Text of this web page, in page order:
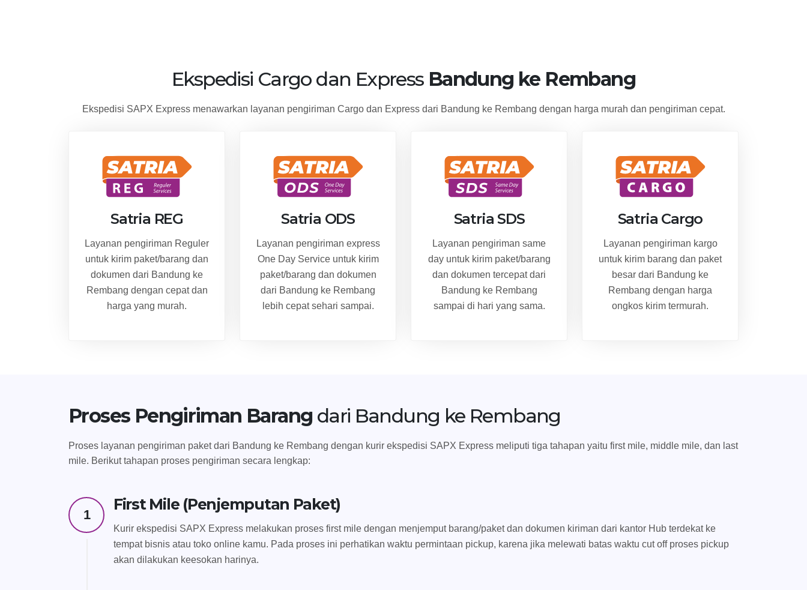
Ekspedisi Cargo dan Express Bandung ke Rembang
Ekspedisi SAPX Express menawarkan layanan pengiriman Cargo dan Express dari Bandung ke Rembang dengan harga murah dan pengiriman cepat.
Satria REG
Layanan pengiriman Reguler
untuk kirim paket/barang dan
dokumen dari Bandung ke
Rembang dengan cepat dan
harga yang murah.
Satria ODS
Layanan pengiriman express
One Day Service untuk kirim
paket/barang dan dokumen
dari Bandung ke Rembang
lebih cepat sehari sampai.
Satria SDS
Layanan pengiriman same
day untuk kirim paket/barang
dan dokumen tercepat dari
Bandung ke Rembang
sampai di hari yang sama.
Satria Cargo
Layanan pengiriman kargo
untuk kirim barang dan paket
besar dari Bandung ke
Rembang dengan harga
ongkos kirim termurah.
Proses Pengiriman Barang dari Bandung ke Rembang
Proses layanan pengiriman paket dari Bandung ke Rembang dengan kurir ekspedisi SAPX Express meliputi tiga tahapan yaitu first mile, middle mile, dan last
mile. Berikut tahapan proses pengiriman secara lengkap:
1
First Mile (Penjemputan Paket)
Kurir ekspedisi SAPX Express melakukan proses first mile dengan menjemput barang/paket dan dokumen kiriman dari kantor Hub terdekat ke
tempat bisnis atau toko online kamu. Pada proses ini perhatikan waktu permintaan pickup, karena jika melewati batas waktu cut off proses pickup
akan dilakukan keesokan harinya.